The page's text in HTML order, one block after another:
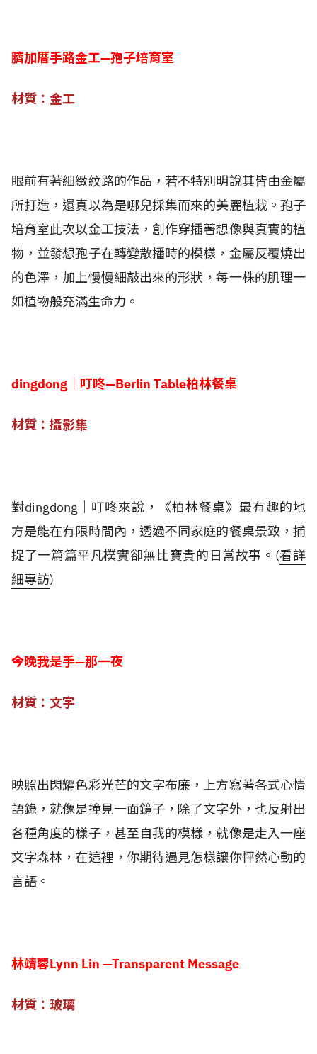
臍加厝手路金工—孢子培育室
材質：金工
眼前有著細緻紋路的作品，若不特別明說其皆由金屬
所打造，還真以為是哪兒採集而來的美麗植栽。孢子
培育室此次以金工技法，創作穿插著想像與真實的植
物，並發想孢子在轉變散播時的模樣，金屬反覆燒出
的色澤，加上慢慢細敲出來的形狀，每一株的肌理一
如植物般充滿生命力。
dingdong│叮咚—Berlin Table柏林餐桌
材質：攝影集
對dingdong│叮咚來說，《柏林餐桌》最有趣的地
方是能在有限時間內，透過不同家庭的餐桌景致，捕
捉了一篇篇平凡樸實卻無比寶貴的日常故事。 (看詳
細專訪)
今晚我是手—那一夜
材質：文字
映照出閃耀色彩光芒的文字布廉，上方寫著各式心情
語錄，就像是撞見一面鏡子，除了文字外，也反射出
各種角度的樣子，甚至自我的模樣，就像是走入一座
文字森林，在這裡，你期待遇見怎樣讓你怦然心動的
言語。
林靖蓉Lynn Lin —Transparent Message
材質：玻璃